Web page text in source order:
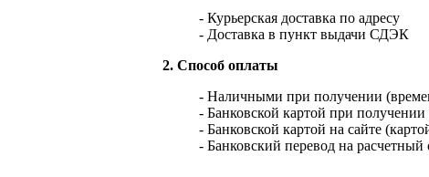
- Курьерская доставка по адресу
- Доставка в пункт выдачи СДЭК
2. Способ оплаты
- Наличными при получении
- Банковской картой при
- Банковской картой на сайте
- Банковский перевод на